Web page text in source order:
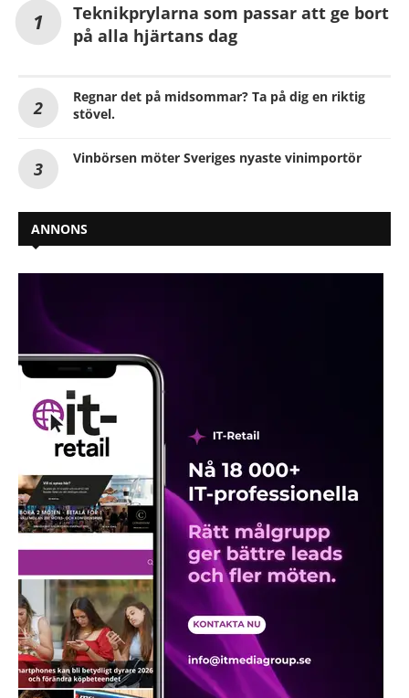
Teknikprylarna som passar att ge bort
på alla hjärtans dag
Regnar det på midsommar? Ta på dig en riktig
stövel.
Vinbörsen möter Sveriges nyaste vinimportör
ANNONS